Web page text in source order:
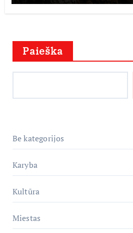
Paieška
Be kategorijos
Karyba
Kultūra
Miestas